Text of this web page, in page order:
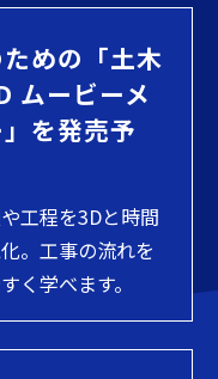
めの「土木
ムービーメ
を発売予
工程を3Dと時間
。工事の流れを
く学べます。